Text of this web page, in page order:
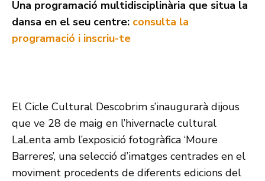
Una programació multidisciplinària que situa la
dansa en el seu centre: consulta la
programació i inscriu-te
El Cicle Cultural Descobrim s’inaugurarà dijous
que ve 28 de maig en l’hivernacle cultural
LaLenta amb l’exposició fotogràfica ‘Moure
Barreres’, una selecció d’imatges centrades en el
moviment procedents de diferents edicions del